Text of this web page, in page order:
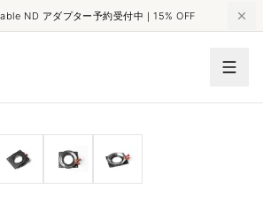
ND アダプター予約受付中｜15% OFF
ライカM/SP3-RED PROロックバージョンカメラアダプター